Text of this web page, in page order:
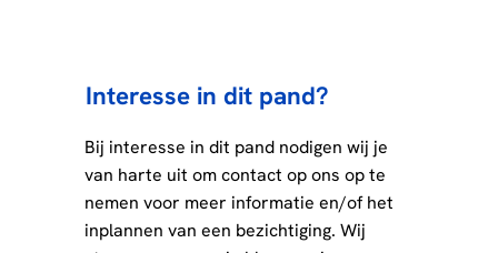
Interesse in dit pand?
Bij interesse in dit pand nodigen wij je
van harte uit om contact op ons op te
nemen voor meer informatie en/of het
inplannen van een bezichtiging. Wij